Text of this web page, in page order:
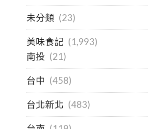
未分類 (23)
美味食記 (1,993)
南投 (21)
台中 (458)
台北新北 (483)